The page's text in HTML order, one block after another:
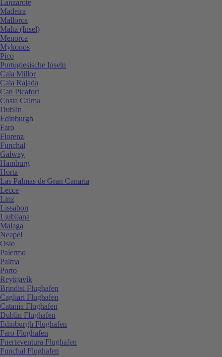
Lanzarote
Madeira
Mallorca
Malta (Insel)
Menorca
Mykonos
Pico
Portugiesische Inseln
Cala Millor
Cala Rajada
Can Picafort
Costa Calma
Dublin
Edinburgh
Faro
Florenz
Funchal
Galway
Hamburg
Horta
Las Palmas de Gran Canaria
Lecce
Linz
Lissabon
Ljubljana
Malaga
Neapel
Oslo
Palermo
Palma
Porto
Reykjavík
Brindisi Flughafen
Cagliari Flughafen
Catania Flughafen
Dublin Flughafen
Edinburgh Flughafen
Faro Flughafen
Fuerteventura Flughafen
Funchal Flughafen